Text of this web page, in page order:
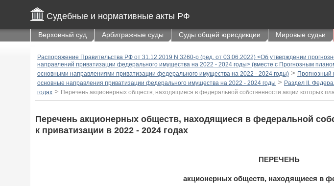
Судебные и нормативные акты РФ
Верховный суд Арбитражные суды Суды общей юрисдикции Мировые судьи
Распоряжение Правительства РФ от 31.12.2019 N 3260-р (ред. от 03.06.2022) <Об утверждении
направлений приватизации федерального имущества на 2022 - 2024 годы> (вместе с Прогнозным
основными направлениями приватизации федерального имущества на 2022 - 2024 годы) > Прогнозный
основные направления приватизации федерального имущества на 2022 - 2024 годы > Раздел II.
годах > Перечень акционерных обществ, находящиеся в федеральной собственности акции которых
Перечень акционерных обществ, находящиеся в федеральной
к приватизации в 2022 - 2024 годах
ПЕРЕЧЕНЬ
акционерных обществ, находящиеся в